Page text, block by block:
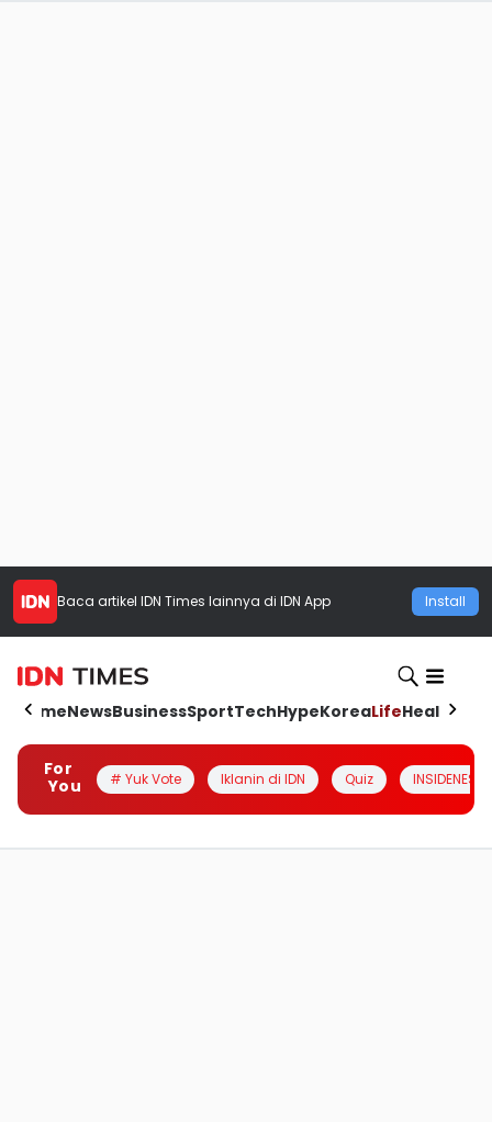
Baca artikel IDN Times lainnya di IDN App Install
HomeNewsBusinessSportTechHypeKoreaLifeHealth
For
You
# Yuk Vote Iklanin di IDN Quiz INSIDENESIA